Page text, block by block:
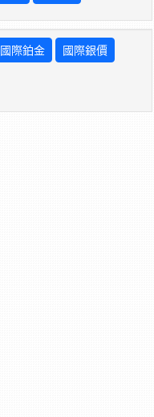
國際鉑金 國際銀價